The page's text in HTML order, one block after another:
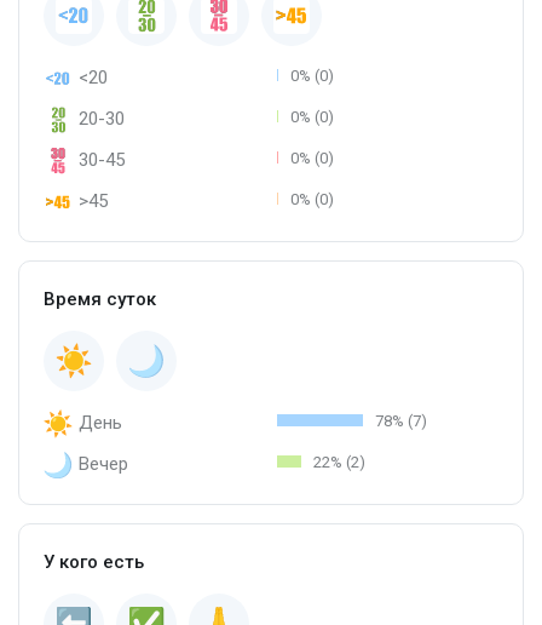
<20 0% (0)
20-30 0% (0)
30-45 0% (0)
>45 0% (0)
Время суток
День 78% (7)
Вечер 22% (2)
У кого есть